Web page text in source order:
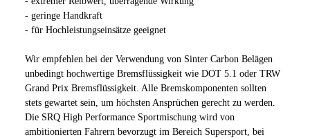
- geringe Handkraft
- für Hochleistungseinsätze geeignet
Wir empfehlen bei der Verwendung von Sinter Carbon Belägen
unbedingt hochwertige Bremsflüssigkeit wie DOT 5.1 oder TRW
Grand Prix Bremsflüssigkeit. Alle Bremskomponenten sollten
stets gewartet sein, um höchsten Ansprüchen gerecht zu werden.
Die SRQ High Performance Sportmischung wird von
ambitionierten Fahrern bevorzugt im Bereich Supersport, bei